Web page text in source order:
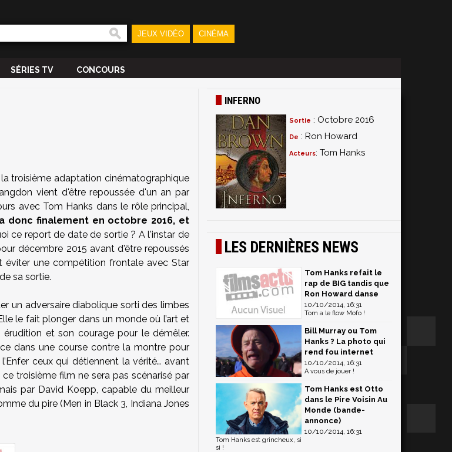
JEUX VIDÉO CINÉMA
SÉRIES TV CONCOURS
la troisième adaptation cinématographique
vient d'être repoussée d'un an par
avec Tom Hanks dans le rôle principal,
donc finalement en octobre 2016, et
ce report de date de sortie ? A l'instar de
décembre 2015 avant d'être repoussés
éviter une compétition frontale avec Star
sa sortie.
un adversaire diabolique sorti des limbes
le fait plonger dans un monde où l’art et
et son courage pour le démêler.
dans une course contre la montre pour
ceux qui détiennent la vérité… avant
troisième film ne sera pas scénarisé par
par David Koepp, capable du meilleur
du pire (Men in Black 3, Indiana Jones
INFERNO
Sortie : Octobre 2016
De : Ron Howard
Acteurs: Tom Hanks
LES DERNIÈRES NEWS
Tom Hanks refait le
rap de BIG tandis que
Ron Howard danse
10/10/2014, 16:31
Tom a le flow Mofo !
Bill Murray ou Tom
Hanks ? La photo qui
rend fou internet
10/10/2014, 16:31
A vous de jouer !
Tom Hanks est Otto
dans le Pire Voisin Au
Monde (bande-
annonce)
10/10/2014, 16:31
Tom Hanks est grincheux, si
si !